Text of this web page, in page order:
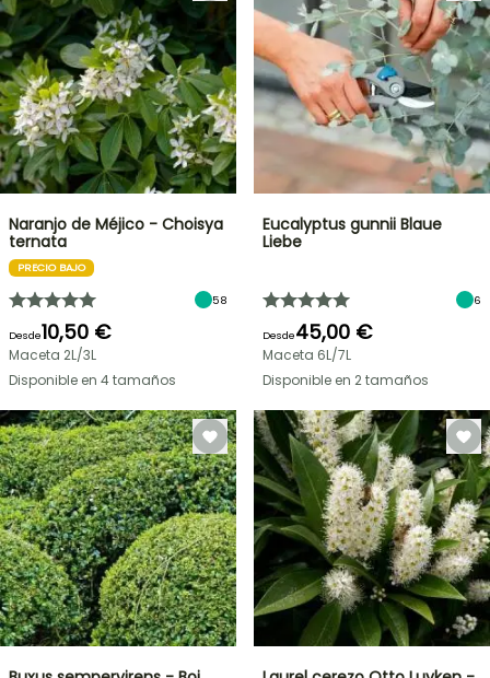
Naranjo de Méjico - Choisya
ternata
PRECIO BAJO
58
Desde10,50 €
Maceta 2L/3L
Disponible en 4 tamaños
Eucalyptus gunnii Blaue
Liebe
6
Desde45,00 €
Maceta 6L/7L
Disponible en 2 tamaños